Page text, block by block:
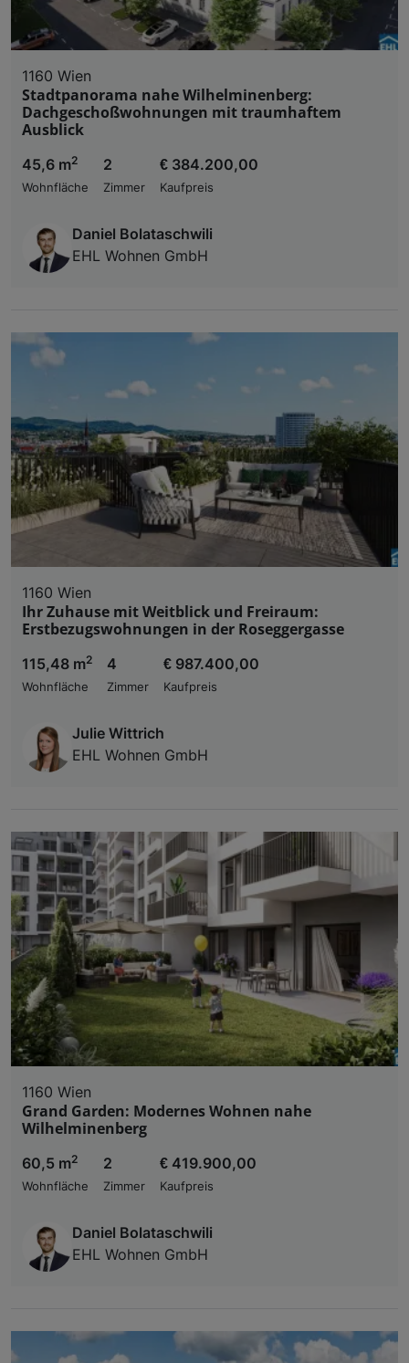
1160 Wien
Stadtpanorama nahe Wilhelminenberg:
Dachgeschoßwohnungen mit traumhaftem
Ausblick
45,6 m2
Wohnfläche
2
Zimmer
€ 384.200,00
Kaufpreis
Daniel Bolataschwili
EHL Wohnen GmbH
1160 Wien
Ihr Zuhause mit Weitblick und Freiraum:
Erstbezugswohnungen in der Roseggergasse
115,48 m2
Wohnfläche
4
Zimmer
€ 987.400,00
Kaufpreis
Julie Wittrich
EHL Wohnen GmbH
1160 Wien
Grand Garden: Modernes Wohnen nahe
Wilhelminenberg
60,5 m2
Wohnfläche
2
Zimmer
€ 419.900,00
Kaufpreis
Daniel Bolataschwili
EHL Wohnen GmbH